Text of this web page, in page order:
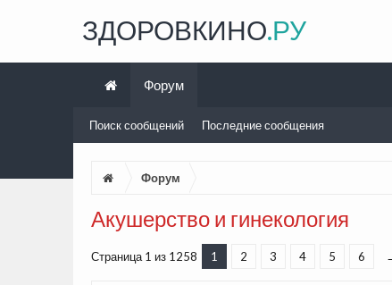
Форум
Акушерство и гинекология
Страница 1 из 1258 1 2 3 4 5 6
ЗДОРОВКИНО.РУ
Форум
Поиск сообщений Последние сообщения